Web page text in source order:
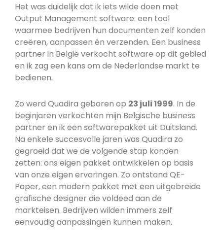
Het was duidelijk dat ik iets wilde doen met
Output Management software: een tool
waarmee bedrijven hun documenten zelf konden
creëren, aanpassen én verzenden. Een business
partner in België verkocht software op dit gebied
en ik zag een kans om de Nederlandse markt te
bedienen.
Zo werd Quadira geboren op 23 juli 1999. In de
beginjaren verkochten mijn Belgische business
partner en ik een softwarepakket uit Duitsland.
Na enkele succesvolle jaren was Quadira zo
gegroeid dat we de volgende stap konden
zetten: ons eigen pakket ontwikkelen op basis
van onze eigen ervaringen. Zo ontstond QE-
Paper, een modern pakket met een uitgebreide
grafische designer die voldeed aan de
markteisen. Bedrijven wilden immers zelf
eenvoudig aanpassingen kunnen maken.